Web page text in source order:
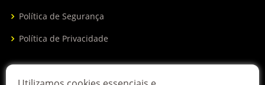
Política de Segurança
Política de Privacidade